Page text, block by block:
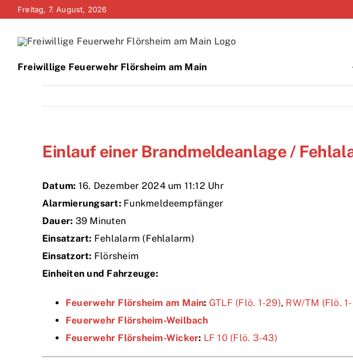
Zum
springen
Freitag, 7. August, 2026
Freiwillige Feuerwehr Flörsheim am Main
Einlauf einer Brandmeldeanlage /
Datum: 16. Dezember 2024 um 11:12 Uhr
Alarmierungsart:Funkmeldeempfänger
Dauer: 39 Minuten
Einsatzart: Fehlalarm (Fehlalarm)
Einsatzort: Flörsheim
Einheiten und Fahrzeuge:
Feuerwehr Flörsheim am Main: GTLF (Flö. 1-29), RW/TM (Flö.
Feuerwehr Flörsheim-Weilbach
Feuerwehr Flörsheim-Wicker: LF 10 (Flö. 3-43)